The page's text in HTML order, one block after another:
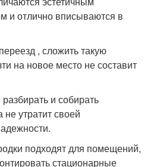
и отлично вписываются в
, сложить такую
на новое место не составит
и собирать
не утратит своей
подходят для помещений,
стационарные